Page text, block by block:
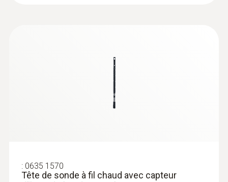
: 0635 1570
Tête de sonde à fil chaud avec capteur